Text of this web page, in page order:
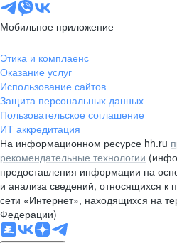
Мобильное приложение
Этика и комплаенс
Оказание услуг
Использование сайтов
Защита персональных данных
Пользовательское соглашение
ИТ аккредитация
На информационном ресурсе hh.ru
рекомендательные технологии
предоставления информации на
и анализа сведений, относящихся к
сети «Интернет», находящихся на
Федерации)